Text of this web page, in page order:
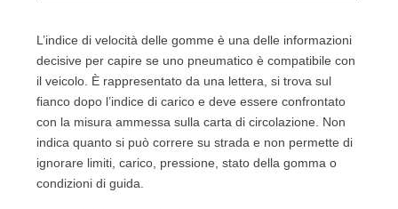
4.1. Codice uguale: la scelta più lineare
4.2. Codice superiore: generalmente ammesso
4.3. Codice inferiore: non basta guidare più piano
4.4. Più misure a libretto: controllare la riga
completa
5. Pneumatici invernali e 4 stagioni: quando è
ammesso un codice inferiore?
L’indice di velocità delle gomme è una delle informazioni
decisive per capire se uno pneumatico è compatibile con
il veicolo. È rappresentato da una lettera, si trova sul
fianco dopo l’indice di carico e deve essere confrontato
con la misura ammessa sulla carta di circolazione. Non
indica quanto si può correre su strada e non permette di
ignorare limiti, carico, pressione, stato della gomma o
condizioni di guida.